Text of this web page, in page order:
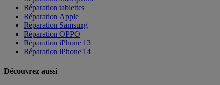
Réparation tablettes
Réparation Apple
Réparation Samsung
Réparation OPPO
Réparation iPhone 13
Réparation iPhone 14
Découvrez aussi